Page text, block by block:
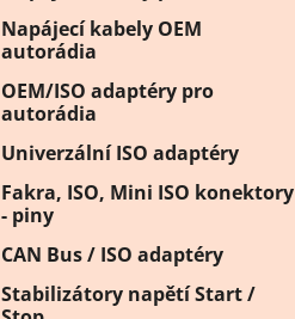
Napájecí kabely OEM
autorádia
OEM/ISO adaptéry pro
autorádia
Univerzální ISO adaptéry
Fakra, ISO, Mini ISO konektory
- piny
CAN Bus / ISO adaptéry
Stabilizátory napětí Start /